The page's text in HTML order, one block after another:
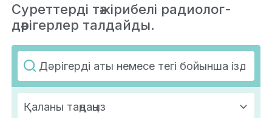
Суреттерді тәжірибелі радиолог-
дәрігерлер талдайды.
Қаланы таңдаңыз